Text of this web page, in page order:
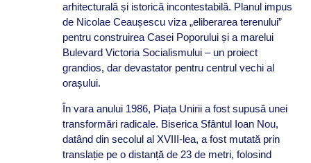
arhitecturală și istorică incontestabilă. Planul impus
de Nicolae Ceaușescu viza „eliberarea terenului”
pentru construirea Casei Poporului și a marelui
Bulevard Victoria Socialismului – un proiect
grandios, dar devastator pentru centrul vechi al
orașului.
În vara anului 1986, Piața Unirii a fost supusă unei
transformări radicale. Biserica Sfântul Ioan Nou,
datând din secolul al XVIII-lea, a fost mutată prin
translație pe o distanță de 23 de metri, folosind